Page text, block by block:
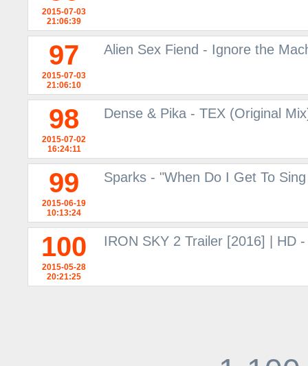
2015-07-03
21:06:39
97
2015-07-03
21:06:10
Alien Sex Fiend - Ignore the
98
2015-07-02
16:24:11
Dense & Pika - TEX (Original
99
2015-06-19
10:13:24
Sparks - "When Do I Get To
100
2015-05-28
20:21:25
IRON SKY 2 Trailer [2016] | HD -